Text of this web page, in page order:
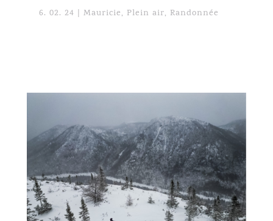
6. 02. 24 | Mauricie, Plein air, Randonnée